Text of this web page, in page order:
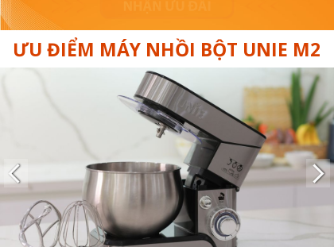
ƯU ĐIỂM MÁY NHỒI BỘT UNIE M2